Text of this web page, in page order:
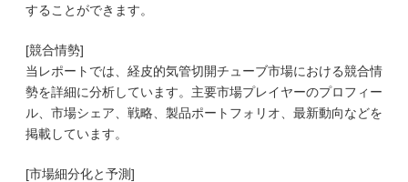
することができます。
[競合情勢]
当レポートでは、経皮的気管切開チューブ市場における競合情
勢を詳細に分析しています。主要市場プレイヤーのプロフィー
ル、市場シェア、戦略、製品ポートフォリオ、最新動向などを
掲載しています。
[市場細分化と予測]